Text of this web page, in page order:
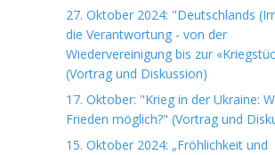
27. Oktober 2024: "Deutschlands
die Verantwortung - von der
Wiedervereinigung bis zur
(Vortrag und Diskussion)
17. Oktober: "Krieg in der Ukraine:
Frieden möglich?" (Vortrag und
15. Oktober 2024: „Fröhlichkeit und